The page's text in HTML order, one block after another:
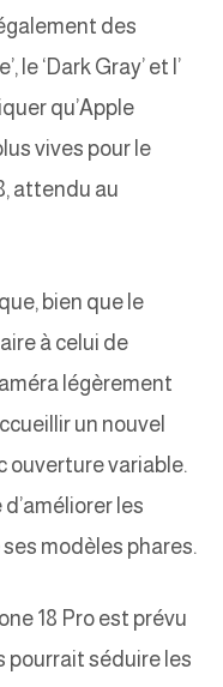
des
le ‘Dark Gray’ et l’
qu’Apple
vives pour le
attendu au
bien que le
à celui de
légèrement
un nouvel
ouverture variable.
les
modèles phares.
18 Pro est prévu
pourrait séduire les